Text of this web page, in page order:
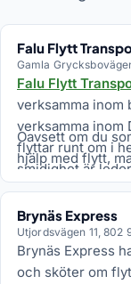
Falu Flytt
Gamla
Falu Flytt
verksamma inom
verksamma inom
flyttar runt om i
smidighet är
Oavsett om du
hjälp med flytt,
golv eller möbler
för stort för
Brynäs Express
Utjordsvägen 11, 802
Brynäs Express
och sköter om